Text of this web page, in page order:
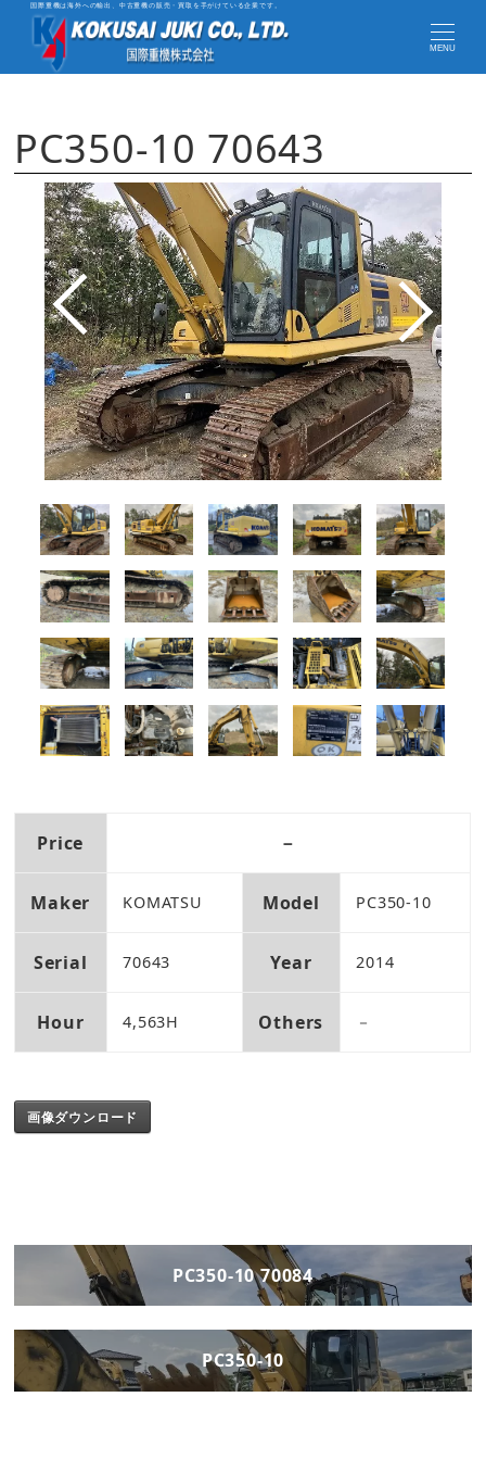
国際重機は海外への輸出、中古重機の販売・買取を手がけている企業です。
MENU
PC350-10 70643
Price －
Maker KOMATSU Model PC350-10
Serial 70643 Year 2014
Hour 4,563H Others －
画像ダウンロード
PC350-10 70084
PC350-10